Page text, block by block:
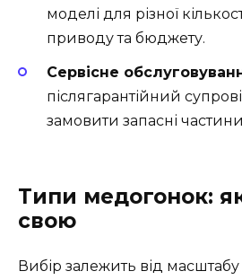
моделі для різної
приводу та бюджету.
Сервісне
післягарантійний
замовити запасні
Типи медогонок:
свою
Вибір залежить від